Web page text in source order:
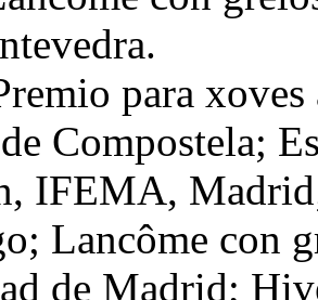
para
Compostela;
IFEMA,
Lancôme con
de Madrid;